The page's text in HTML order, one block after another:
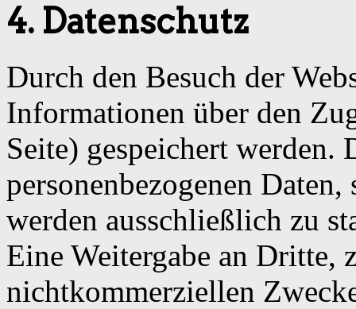
4. Datenschutz
Durch den Besuch der
Informationen über den
Seite) gespeichert werden.
personenbezogenen
werden ausschließlich zu
Eine Weitergabe an Dritte,
nichtkommerziellen